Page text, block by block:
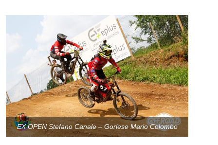
EX OPEN Stefano Canale – Gorlese Mario Colombo